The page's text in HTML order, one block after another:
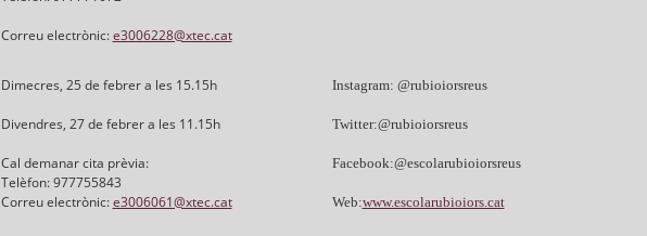
Correu electrònic:e3006228@xtec.cat
Dimecres, 25 de febrer a les 15.15h
Divendres, 27 de febrer a les 11.15h
Cal demanar cita prèvia:
Telèfon: 977755843
Correu electrònic:e3006061@xtec.cat
Instagram: @rubioiorsreus
Twitter:@rubioiorsreus
Facebook:@escolarubioiorsreus
Web:www.escolarubioiors.cat